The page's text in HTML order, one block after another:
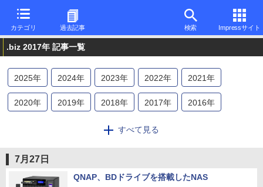
カテゴリ 過去記事 検索 Impressサイト
.biz 2017年 記事一覧
2025年 2024年 2023年 2022年 2021年
2020年 2019年 2018年 2017年 2016年
2013年
すべて見る
7月27日
QNAP、BDドライブを搭載したNAS